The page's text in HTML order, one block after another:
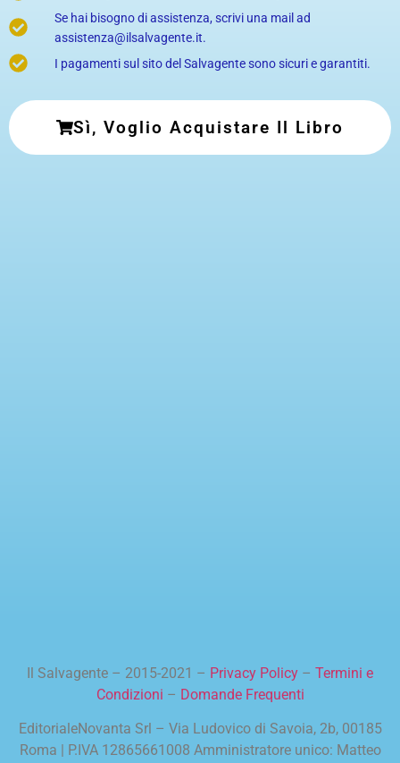
Se hai bisogno di assistenza, scrivi una mail ad
assistenza@ilsalvagente.it.
I pagamenti sul sito del Salvagente sono sicuri e garantiti.
Sì, Voglio Acquistare Il Libro
Il Salvagente – 2015-2021 – Privacy Policy – Termini e
Condizioni – Domande Frequenti
EditorialeNovanta Srl – Via Ludovico di Savoia, 2b, 00185
Roma | P.IVA 12865661008 Amministratore unico: Matteo